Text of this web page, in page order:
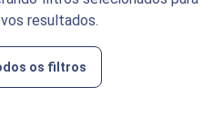
resultados.
os filtros